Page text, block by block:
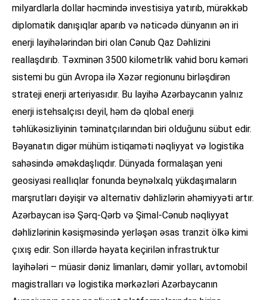
milyardlarla dollar həcmində investisiya yatırıb, mürəkkəb
diplomatik danışıqlar aparıb və nəticədə dünyanın ən iri
enerji layihələrindən biri olan Cənub Qaz Dəhlizini
reallaşdırıb. Təxminən 3500 kilometrlik vahid boru kəməri
sistemi bu gün Avropa ilə Xəzər regionunu birləşdirən
strateji enerji arteriyasıdır. Bu layihə Azərbaycanın yalnız
enerji istehsalçısı deyil, həm də qlobal enerji
təhlükəsizliyinin təminatçılarından biri olduğunu sübut edir.
Bəyanatın digər mühüm istiqaməti nəqliyyat və logistika
sahəsində əməkdaşlıqdır. Dünyada formalaşan yeni
geosiyasi reallıqlar fonunda beynəlxalq yükdaşımaların
marşrutları dəyişir və alternativ dəhlizlərin əhəmiyyəti artır.
Azərbaycan isə Şərq-Qərb və Şimal-Cənub nəqliyyat
dəhlizlərinin kəsişməsində yerləşən əsas tranzit ölkə kimi
çıxış edir. Son illərdə həyata keçirilən infrastruktur
layihələri – müasir dəniz limanları, dəmir yolları, avtomobil
magistralları və logistika mərkəzləri Azərbaycanın